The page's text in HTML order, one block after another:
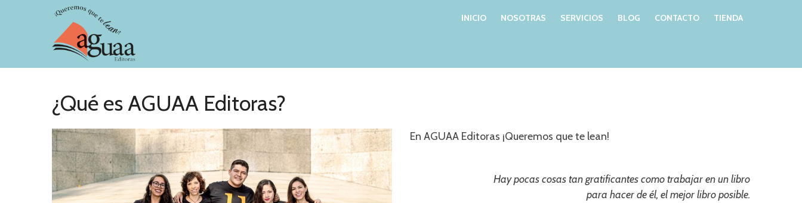
INICIO NOSOTRAS SERVICIOS BLOG CONTACTO TIENDA
¿Qué es AGUAA Editoras?
En AGUAA Editoras ¡Queremos que te lean!
Hay pocas cosas tan gratificantes como trabajar en un libro
para hacer de él, el mejor libro posible.